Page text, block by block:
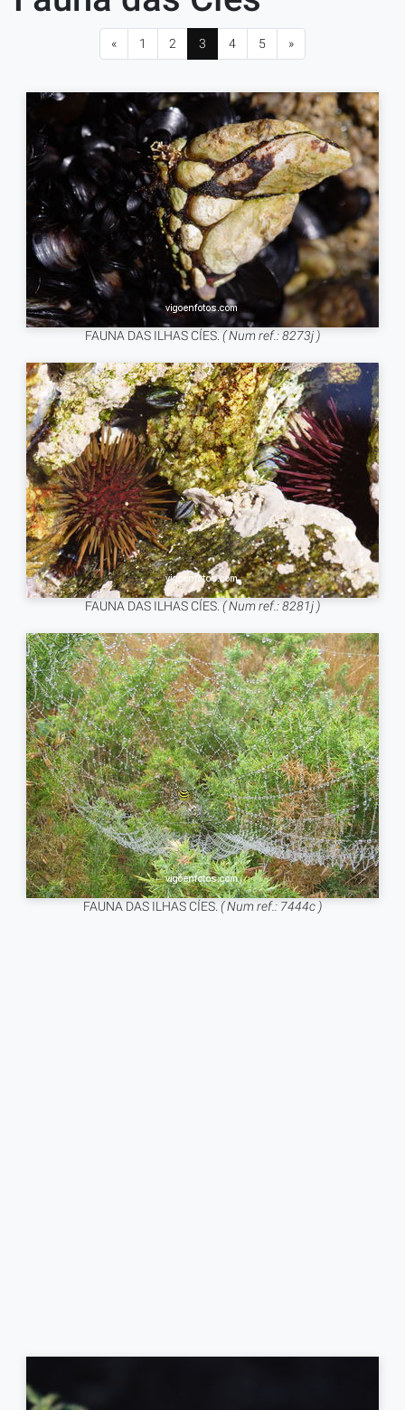
« 1 2 3 4 5 »
FAUNA DAS ILHAS CÍES. ( Num ref.: 8273j )
FAUNA DAS ILHAS CÍES. ( Num ref.: 8281j )
FAUNA DAS ILHAS CÍES. ( Num ref.: 7444c )